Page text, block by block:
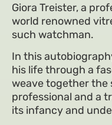
Giora Treister, a
world renowned
such watchman.
In this
his life through a
weave together the
professional and a
its infancy and